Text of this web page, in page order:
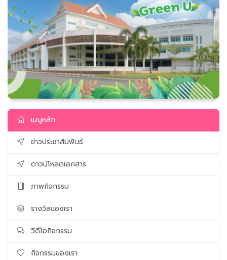
เมนูหลัก
ข่าวประชาสัมพันธ์
ดาวน์โหลดเอกสาร
ภาพกิจกรรม
รางวัลของเรา
วีดีโอกิจกรรม
กิจกรรมของเรา